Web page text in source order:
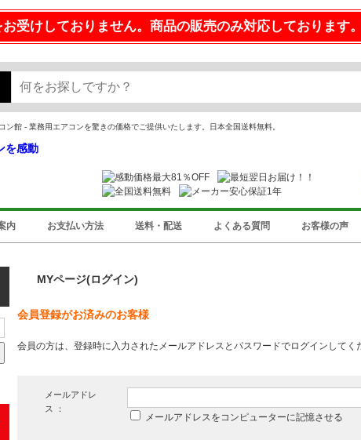
お受けしておりません。商品の販売のみ対応しておりま
ン館 - 業務用エアコンを驚きの価格でご提供いたします。日本全国送料無料。
内 お支払い方法 送料・配送 よくある質問 お客様の声
MYページ(ログイン)
会員登録がお済みのお客様
会員の方は、登録時に入力されたメールアドレスとパスワードでログインしてく
メールアドレ
ス ：
メールアドレスをコンピューターに記憶させる